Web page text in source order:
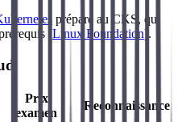
prépare au CKS, qui
(Linux Foundation).
Prix
examen
Reconnaissance